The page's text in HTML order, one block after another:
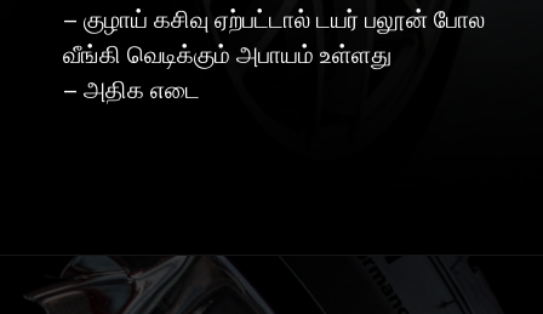
– குழாய் கசிவு ஏற்பட்டால் டயர் பலூன் போல
வீங்கி வெடிக்கும் அபாயம் உள்ளது
– அதிக எடை